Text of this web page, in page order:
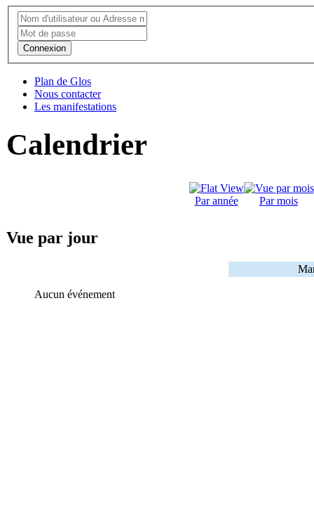
Connexion
Plan de Glos
Nous contacter
Les manifestations
Calendrier
Par année Par mois
Vue par jour
Aucun événement